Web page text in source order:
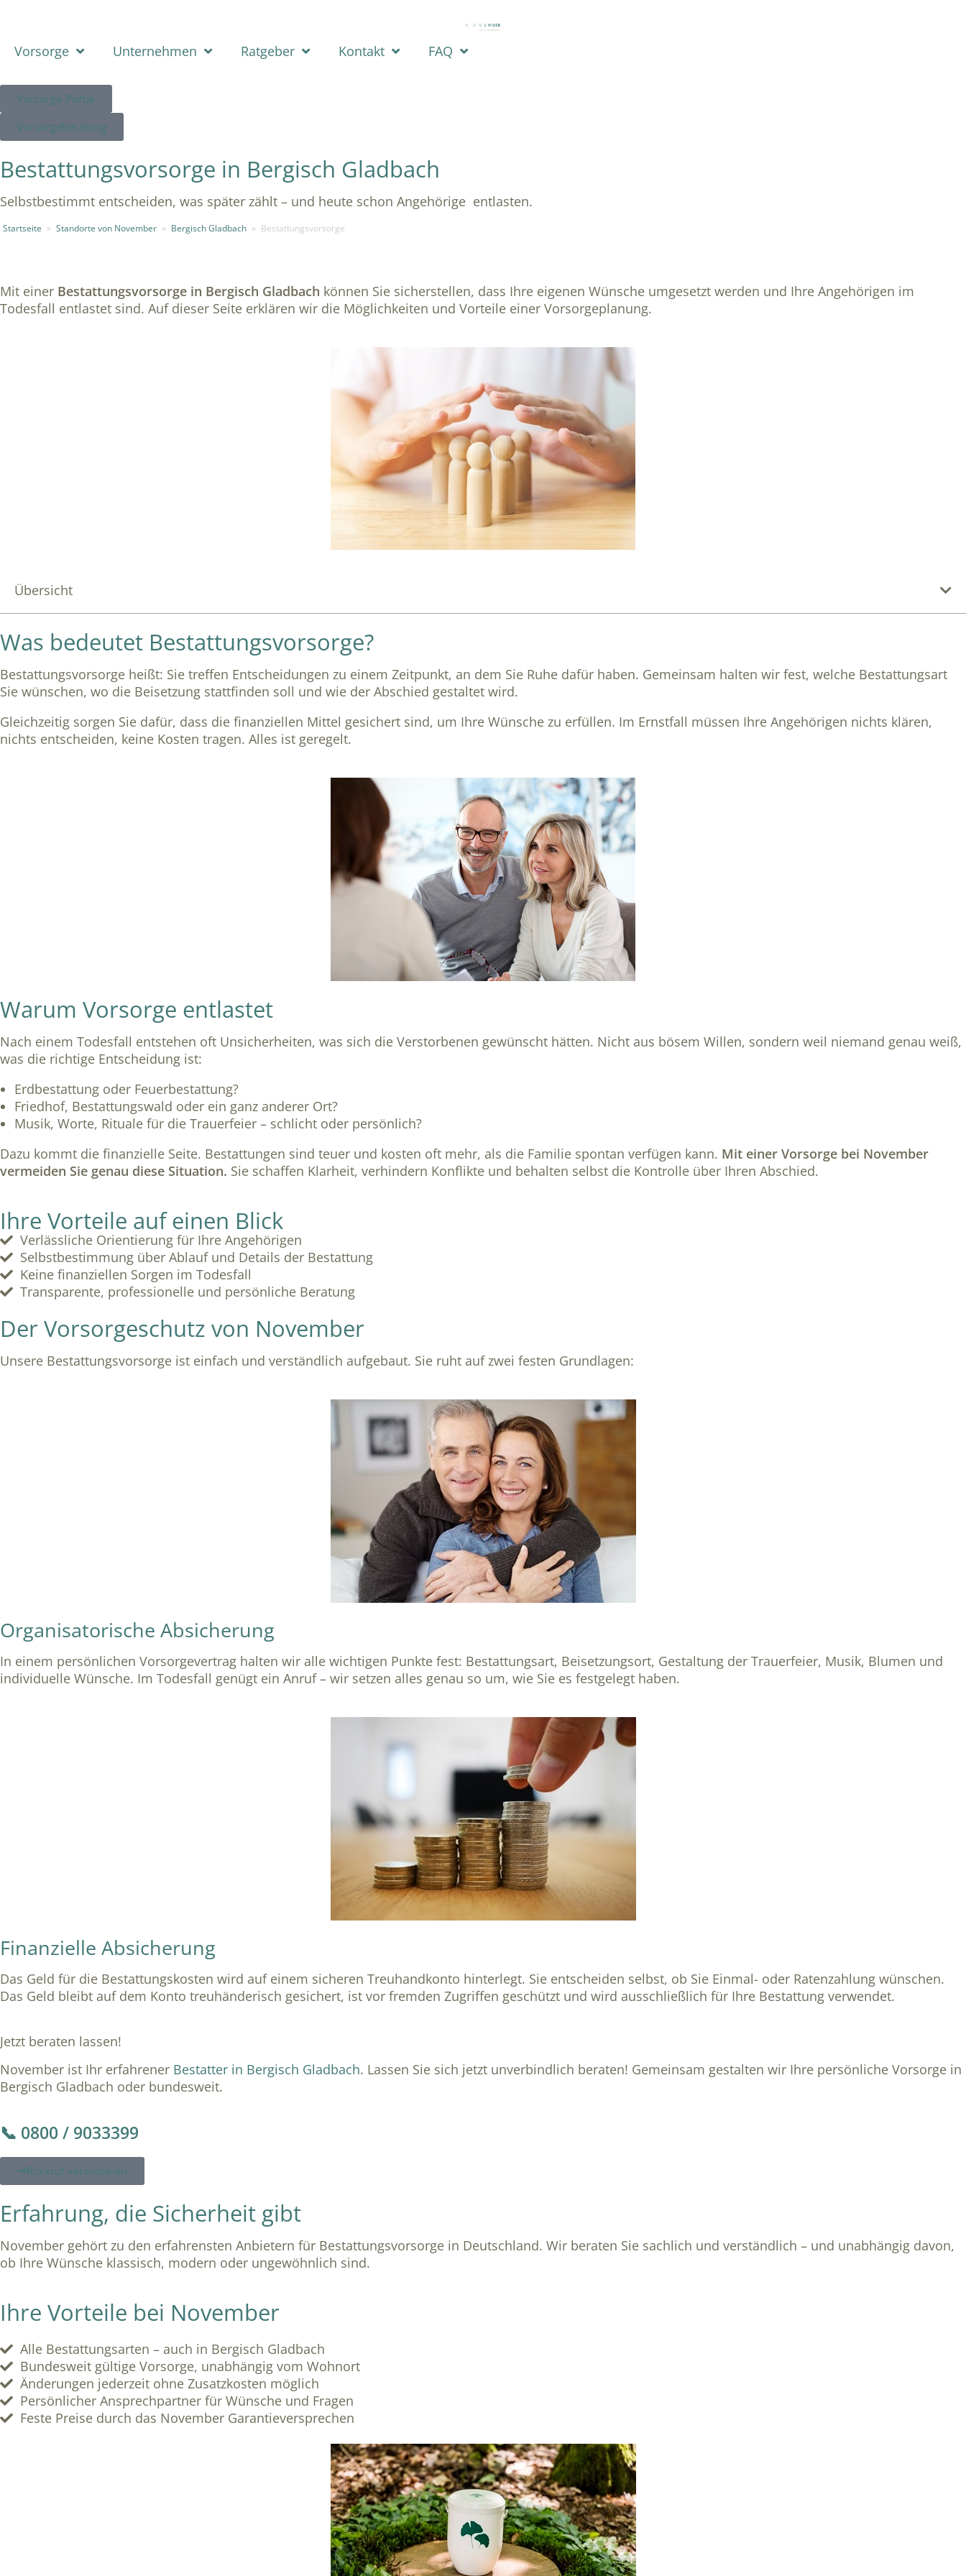
Vorsorge Unternehmen Ratgeber Kontakt FAQ
Vorsorge-Portal
Vorsorgeberatung
Bestattungsvorsorge in Bergisch Gladbach
Selbstbestimmt entscheiden, was später zählt – und heute schon Angehörige entlasten.
Startseite » Standorte von November » Bergisch Gladbach » Bestattungsvorsorge
Mit einer Bestattungsvorsorge in Bergisch Gladbach können Sie sicherstellen, dass Ihre eigenen Wünsche umgesetzt werden und Ihre Angehörigen im
Todesfall entlastet sind. Auf dieser Seite erklären wir die Möglichkeiten und Vorteile einer Vorsorgeplanung.
Übersicht
Was bedeutet Bestattungsvorsorge?
Bestattungsvorsorge heißt: Sie treffen Entscheidungen zu einem Zeitpunkt, an dem Sie Ruhe dafür haben. Gemeinsam halten wir fest, welche Bestattungsart
Sie wünschen, wo die Beisetzung stattfinden soll und wie der Abschied gestaltet wird.
Gleichzeitig sorgen Sie dafür, dass die finanziellen Mittel gesichert sind, um Ihre Wünsche zu erfüllen. Im Ernstfall müssen Ihre Angehörigen nichts klären,
nichts entscheiden, keine Kosten tragen. Alles ist geregelt.
Warum Vorsorge entlastet
Nach einem Todesfall entstehen oft Unsicherheiten, was sich die Verstorbenen gewünscht hätten. Nicht aus bösem Willen, sondern weil niemand genau weiß,
was die richtige Entscheidung ist:
Erdbestattung oder Feuerbestattung?
Friedhof, Bestattungswald oder ein ganz anderer Ort?
Musik, Worte, Rituale für die Trauerfeier – schlicht oder persönlich?
Dazu kommt die finanzielle Seite. Bestattungen sind teuer und kosten oft mehr, als die Familie spontan verfügen kann. Mit einer Vorsorge bei November
vermeiden Sie genau diese Situation. Sie schaffen Klarheit, verhindern Konflikte und behalten selbst die Kontrolle über Ihren Abschied.
Ihre Vorteile auf einen Blick
Verlässliche Orientierung für Ihre Angehörigen
Selbstbestimmung über Ablauf und Details der Bestattung
Keine finanziellen Sorgen im Todesfall
Transparente, professionelle und persönliche Beratung
Der Vorsorgeschutz von November
Unsere Bestattungsvorsorge ist einfach und verständlich aufgebaut. Sie ruht auf zwei festen Grundlagen:
Organisatorische Absicherung
In einem persönlichen Vorsorgevertrag halten wir alle wichtigen Punkte fest: Bestattungsart, Beisetzungsort, Gestaltung der Trauerfeier, Musik, Blumen und
individuelle Wünsche. Im Todesfall genügt ein Anruf – wir setzen alles genau so um, wie Sie es festgelegt haben.
Finanzielle Absicherung
Das Geld für die Bestattungskosten wird auf einem sicheren Treuhandkonto hinterlegt. Sie entscheiden selbst, ob Sie Einmal- oder Ratenzahlung wünschen.
Das Geld bleibt auf dem Konto treuhänderisch gesichert, ist vor fremden Zugriffen geschützt und wird ausschließlich für Ihre Bestattung verwendet.
Jetzt beraten lassen!
November ist Ihr erfahrener Bestatter in Bergisch Gladbach. Lassen Sie sich jetzt unverbindlich beraten! Gemeinsam gestalten wir Ihre persönliche Vorsorge in
Bergisch Gladbach oder bundesweit.
📞 0800 / 9033399
Rückruf vereinbaren
Erfahrung, die Sicherheit gibt
November gehört zu den erfahrensten Anbietern für Bestattungsvorsorge in Deutschland. Wir beraten Sie sachlich und verständlich – und unabhängig davon,
ob Ihre Wünsche klassisch, modern oder ungewöhnlich sind.
Ihre Vorteile bei November
Alle Bestattungsarten – auch in Bergisch Gladbach
Bundesweit gültige Vorsorge, unabhängig vom Wohnort
Änderungen jederzeit ohne Zusatzkosten möglich
Persönlicher Ansprechpartner für Wünsche und Fragen
Feste Preise durch das November Garantieversprechen